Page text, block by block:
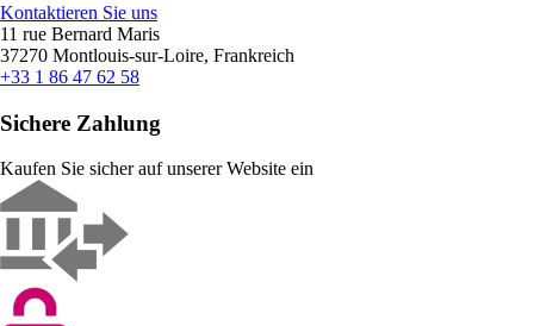
Kontaktieren Sie uns
11 rue Bernard Maris
37270 Montlouis-sur-Loire, Frankreich
+33 1 86 47 62 58
Sichere Zahlung
Kaufen Sie sicher auf unserer Website ein